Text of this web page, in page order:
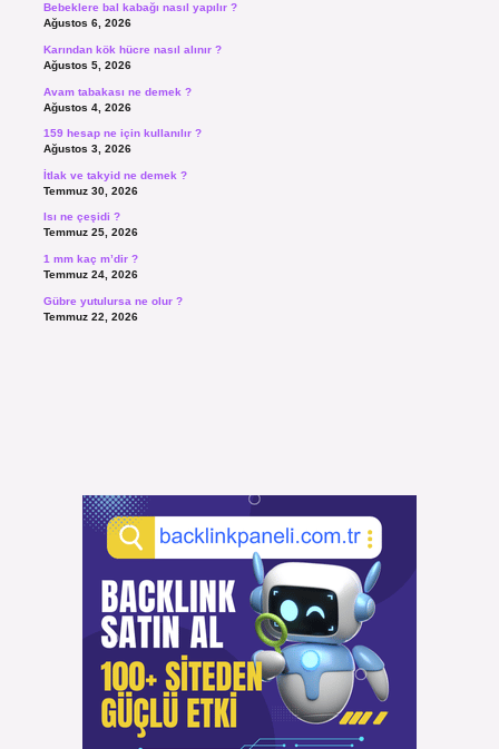
Bebeklere bal kabağı nasıl yapılır ?
Ağustos 6, 2026
Karından kök hücre nasıl alınır ?
Ağustos 5, 2026
Avam tabakası ne demek ?
Ağustos 4, 2026
159 hesap ne için kullanılır ?
Ağustos 3, 2026
İtlak ve takyid ne demek ?
Temmuz 30, 2026
Isı ne çeşidi ?
Temmuz 25, 2026
1 mm kaç m’dir ?
Temmuz 24, 2026
Gübre yutulursa ne olur ?
Temmuz 22, 2026